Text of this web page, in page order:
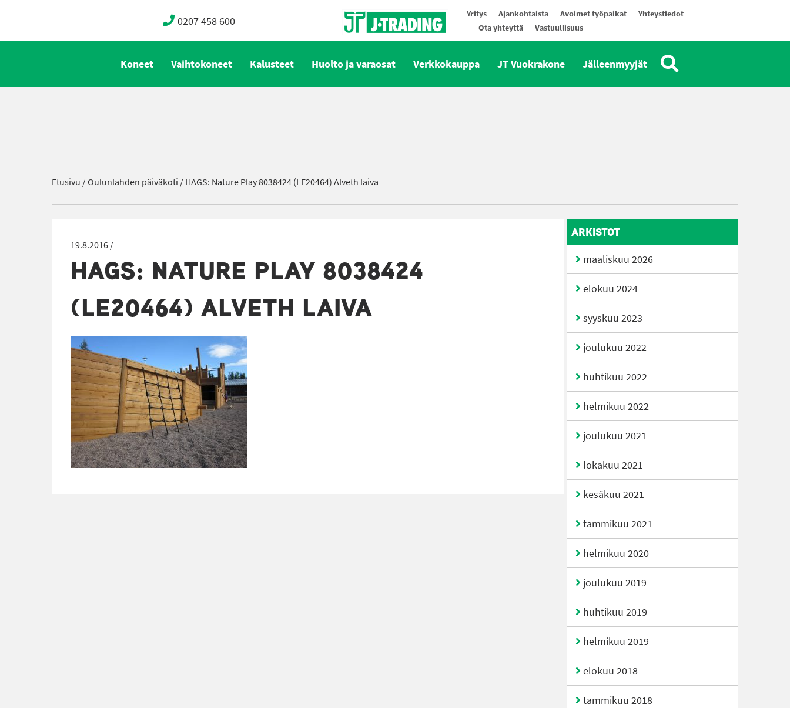
0207 458 600 Yritys Ajankohtaista Avoimet työpaikat
Yhteystiedot
Ota yhteyttä
Vastuullisuus
Koneet Vaihtokoneet Kalusteet Huolto ja varaosat Verkkokauppa JT Vuokrakone Jälleenmyyjät
Etusivu /Oulunlahden päiväkoti /HAGS: Nature Play 8038424 (LE20464) Alveth laiva
19.8.2016 /
HAGS: NATURE PLAY 8038424
(LE20464) ALVETH LAIVA
ARKISTOT
maaliskuu 2026
elokuu 2024
syyskuu 2023
joulukuu 2022
huhtikuu 2022
helmikuu 2022
joulukuu 2021
lokakuu 2021
kesäkuu 2021
tammikuu 2021
helmikuu 2020
joulukuu 2019
huhtikuu 2019
helmikuu 2019
elokuu 2018
tammikuu 2018